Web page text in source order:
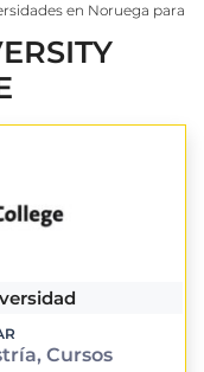
en Noruega para
Cursos